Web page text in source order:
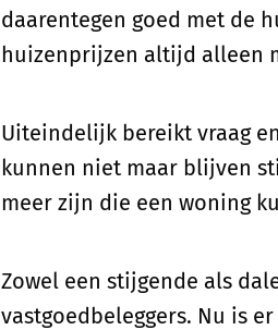
daarentegen goed met de
huizenprijzen altijd alleen
Uiteindelijk bereikt vraag
kunnen niet maar blijven
meer zijn die een woning
Zowel een stijgende als
vastgoedbeleggers. Nu is